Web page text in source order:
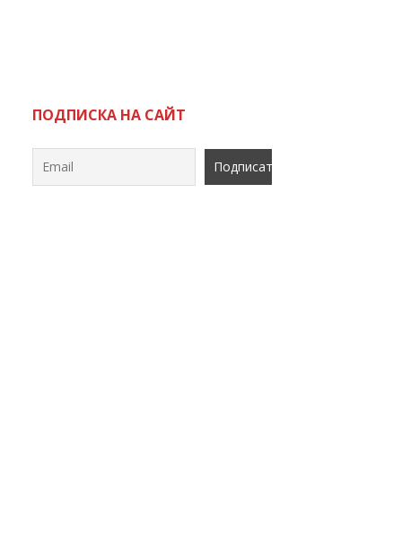
ПОДПИСКА НА САЙТ